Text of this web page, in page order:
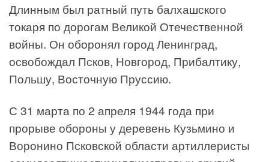
Длинным был ратный путь балхашского
токаря по дорогам Великой Отечественной
войны. Он оборонял город Ленинград,
освобождал Псков, Новгород, Прибалтику,
Польшу, Восточную Пруссию.
С 31 марта по 2 апреля 1944 года при
прорыве обороны у деревень Кузьмино и
Воронино Псковской области артиллеристы